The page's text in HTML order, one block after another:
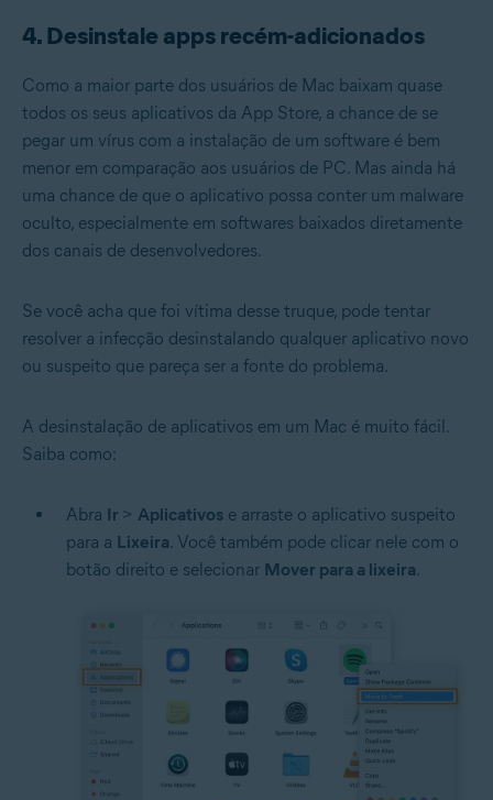
4. Desinstale apps recém-adicionados
Como a maior parte dos usuários de Mac baixam quase
todos os seus aplicativos da App Store, a chance de se
pegar um vírus com a instalação de um software é bem
menor em comparação aos usuários de PC. Mas ainda há
uma chance de que o aplicativo possa conter um malware
oculto, especialmente em softwares baixados diretamente
dos canais de desenvolvedores.
Se você acha que foi vítima desse truque, pode tentar
resolver a infecção desinstalando qualquer aplicativo novo
ou suspeito que pareça ser a fonte do problema.
A desinstalação de aplicativos em um Mac é muito fácil.
Saiba como:
Abra Ir > Aplicativos e arraste o aplicativo suspeito
para a Lixeira. Você também pode clicar nele com o
botão direito e selecionar Mover para a lixeira.